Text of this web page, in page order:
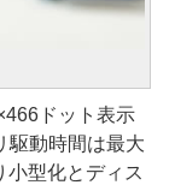
ドット表示
駆動時間は最大
小型化とディス